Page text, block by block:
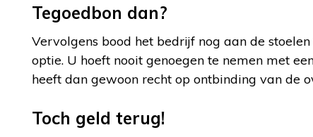
Tegoedbon dan?
Vervolgens bood het bedrijf nog aan de
optie. U hoeft nooit genoegen te nemen met
heeft dan gewoon recht op ontbinding van de
Toch geld terug!